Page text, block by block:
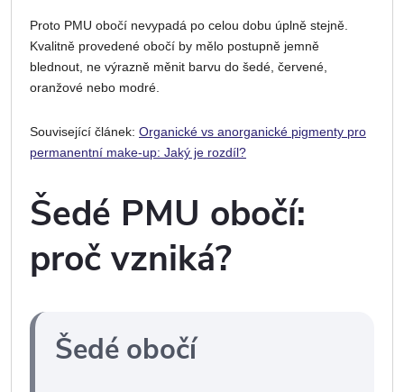
Proto PMU obočí nevypadá po celou dobu úplně stejně.
Kvalitně provedené obočí by mělo postupně jemně
blednout, ne výrazně měnit barvu do šedé, červené,
oranžové nebo modré.
Související článek: Organické vs anorganické pigmenty pro
permanentní make-up: Jaký je rozdíl?
Šedé PMU obočí:
proč vzniká?
Šedé obočí